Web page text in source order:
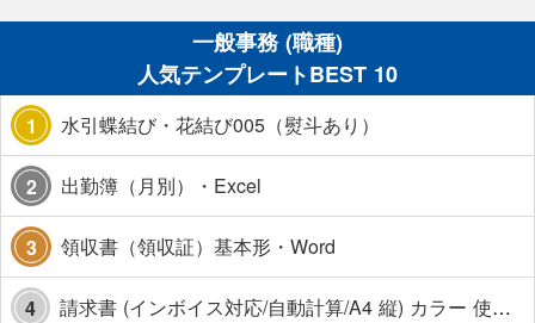
一般事務 (職種)
人気テンプレートBEST 10
1 水引蝶結び・花結び005（熨斗あり）
2 出勤簿（月別）・Excel
3 領収書（領収証）基本形・Word
4 請求書 (インボイス対応/自動計算/A4 縦) カラー 使い方解説あり